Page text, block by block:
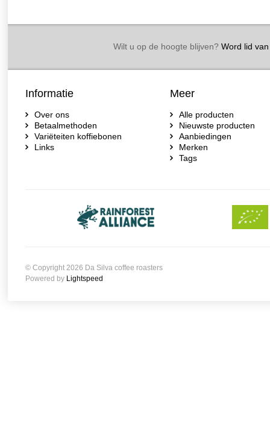
Wilt u op de hoogte blijven?Word lid van
Informatie
Over ons
Betaalmethoden
Variëteiten koffiebonen
Links
Meer
Alle producten
Nieuwste producten
Aanbiedingen
Merken
Tags
© Copyright 2026 Da Silva coffee roasters
Powered by Lightspeed